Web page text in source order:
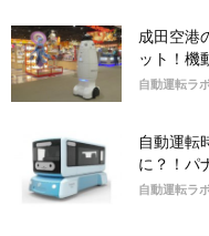
成田空港
ット！機
自動運転ラ
自動運転
に？！パ
自動運転ラ